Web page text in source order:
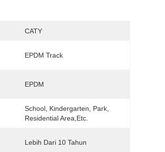
CATY
EPDM Track
EPDM
School, Kindergarten, Park,
Residential Area,etc.
Lebih Dari 10 Tahun